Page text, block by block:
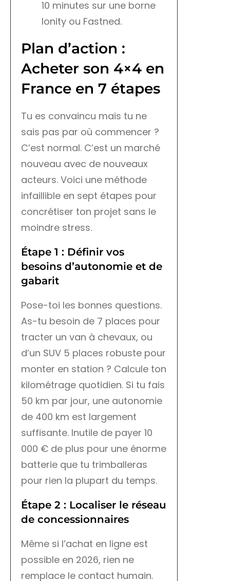
10 minutes sur une borne
Ionity ou Fastned.
Plan d’action :
Acheter son 4×4 en
France en 7 étapes
Tu es convaincu mais tu ne
sais pas par où commencer ?
C’est normal. C’est un marché
nouveau avec de nouveaux
acteurs. Voici une méthode
infaillible en sept étapes pour
concrétiser ton projet sans le
moindre stress.
Étape 1 : Définir vos
besoins d’autonomie et de
gabarit
Pose-toi les bonnes questions.
As-tu besoin de 7 places pour
tracter un van à chevaux, ou
d’un SUV 5 places robuste pour
monter en station ? Calcule ton
kilométrage quotidien. Si tu fais
50 km par jour, une autonomie
de 400 km est largement
suffisante. Inutile de payer 10
000 € de plus pour une énorme
batterie que tu trimballeras
pour rien la plupart du temps.
Étape 2 : Localiser le réseau
de concessionnaires
Même si l’achat en ligne est
possible en 2026, rien ne
remplace le contact humain.